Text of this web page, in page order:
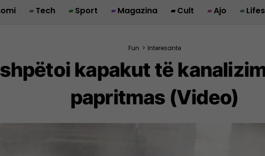
Tech Sport Magazina Cult Ajo
Fun > Interesante
kapakut të
papritmas (Video)